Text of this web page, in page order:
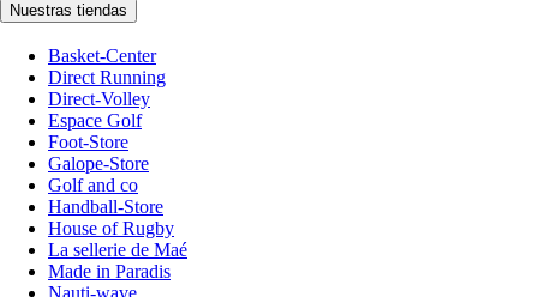
Nuestras tiendas
Basket-Center
Direct Running
Direct-Volley
Espace Golf
Foot-Store
Galope-Store
Golf and co
Handball-Store
House of Rugby
La sellerie de Maé
Made in Paradis